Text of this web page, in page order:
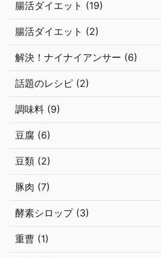
腸活ダイエット (19)
腸活ダイエット (2)
解決！ナイナイアンサー (6)
話題のレシピ (2)
調味料 (9)
豆腐 (6)
豆類 (2)
豚肉 (7)
酵素シロップ (3)
重曹 (1)